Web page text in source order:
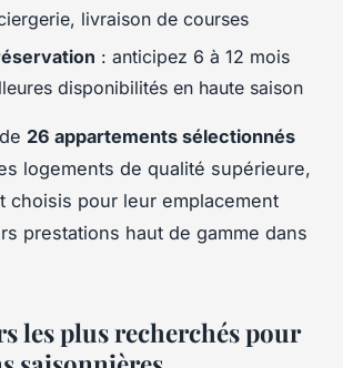
livraison de courses
: anticipez 6 à 12 mois
disponibilités en haute saison
26 appartements sélectionnés
logements de qualité supérieure,
choisis pour leur emplacement
prestations haut de gamme dans
les plus recherchés pour